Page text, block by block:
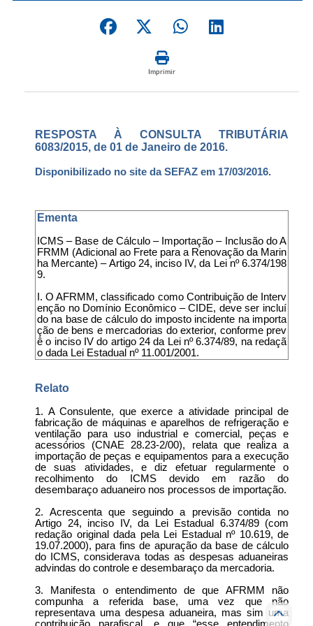
Imprimir
RESPOSTA À CONSULTA TRIBUTÁRIA
6083/2015, de 01 de Janeiro de 2016.
Disponibilizado no site da SEFAZ em 17/03/2016.
Ementa
ICMS – Base de Cálculo – Importação – Inclusão do A
FRMM (Adicional ao Frete para a Renovação da Marin
ha Mercante) – Artigo 24, inciso IV, da Lei nº 6.374/198
9.
I. O AFRMM, classificado como Contribuição de Interv
enção no Domínio Econômico – CIDE, deve ser incluí
do na base de cálculo do imposto incidente na importa
ção de bens e mercadorias do exterior, conforme prev
ê o inciso IV do artigo 24 da Lei nº 6.374/89, na redaçã
o dada Lei Estadual nº 11.001/2001.
Relato
1. A Consulente, que exerce a atividade principal de
fabricação de máquinas e aparelhos de refrigeração e
ventilação para uso industrial e comercial, peças e
acessórios (CNAE 28.23-2/00), relata que realiza a
importação de peças e equipamentos para a execução
de suas atividades, e diz efetuar regularmente o
recolhimento do ICMS devido em razão do
desembaraço aduaneiro nos processos de importação.
2. Acrescenta que seguindo a previsão contida no
Artigo 24, inciso IV, da Lei Estadual 6.374/89 (com
redação original dada pela Lei Estadual nº 10.619, de
19.07.2000), para fins de apuração da base de cálculo
do ICMS, considerava todas as despesas aduaneiras
advindas do controle e desembaraço da mercadoria.
3. Manifesta o entendimento de que AFRMM não
compunha a referida base, uma vez que não
representava uma despesa aduaneira, mas sim uma